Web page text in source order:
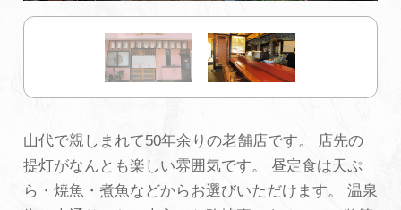
初めての加賀温泉郷
加賀に泊まって！北陸巡り♪
ご当地グルメ
加賀 旅先納税
山代で親しまれて50年余りの老舗店です。 店先の
提灯がなんとも楽しい雰囲気です。 昼定食は天ぷ
ら・焼魚・煮魚などからお選びいただけます。 温泉